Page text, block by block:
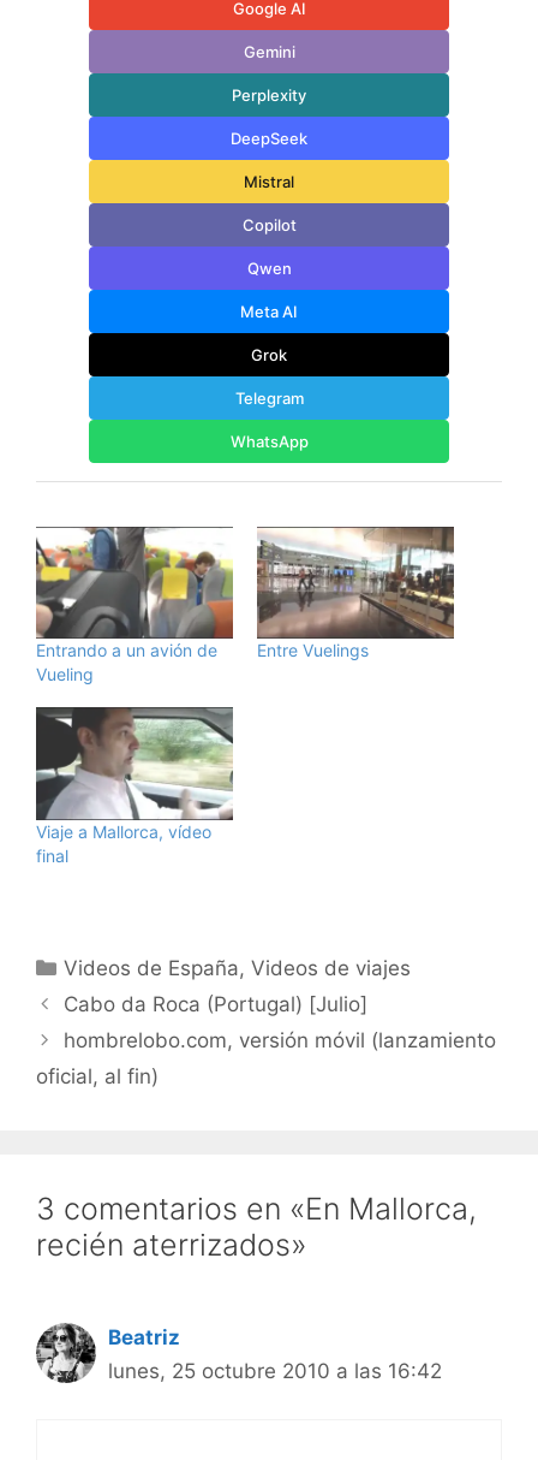
Google AI
Gemini
Perplexity
DeepSeek
Mistral
Copilot
Qwen
Meta AI
Grok
Telegram
WhatsApp
Entrando a un avión de
Vueling
Entre Vuelings
Viaje a Mallorca, vídeo
final
Categorías
Videos de España,Videos de viajes
Cabo da Roca (Portugal) [Julio]
hombrelobo.com, versión móvil (lanzamiento
oficial, al fin)
3 comentarios en «En Mallorca,
recién aterrizados»
Beatriz
lunes, 25 octubre 2010 a las 16:42